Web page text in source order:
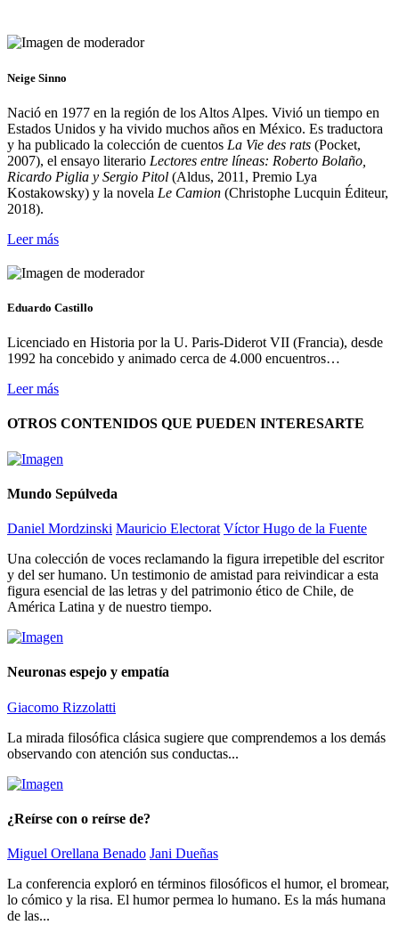
Neige Sinno
Nació en 1977 en la región de los Altos Alpes. Vivió un tiempo en
Estados Unidos y ha vivido muchos años en México. Es traductora
y ha publicado la colección de cuentos La Vie des rats (Pocket,
2007), el ensayo literario Lectores entre líneas: Roberto Bolaño,
Ricardo Piglia y Sergio Pitol (Aldus, 2011, Premio Lya
Kostakowsky) y la novela Le Camion (Christophe Lucquin Éditeur,
2018).
Leer más
Eduardo Castillo
Licenciado en Historia por la U. Paris-Diderot VII (Francia), desde
1992 ha concebido y animado cerca de 4.000 encuentros…
Leer más
OTROS CONTENIDOS QUE PUEDEN INTERESARTE
Mundo Sepúlveda
Daniel Mordzinski Mauricio Electorat Víctor Hugo de la Fuente
Una colección de voces reclamando la figura irrepetible del escritor
y del ser humano. Un testimonio de amistad para reivindicar a esta
figura esencial de las letras y del patrimonio ético de Chile, de
América Latina y de nuestro tiempo.
Neuronas espejo y empatía
Giacomo Rizzolatti
La mirada filosófica clásica sugiere que comprendemos a los demás
observando con atención sus conductas...
¿Reírse con o reírse de?
Miguel Orellana Benado Jani Dueñas
La conferencia exploró en términos filosóficos el humor, el bromear,
lo cómico y la risa. El humor permea lo humano. Es la más humana
de las...